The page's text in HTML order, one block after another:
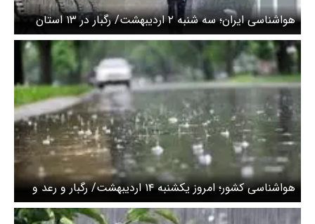
هواشناسی ایران؛ سه شنبه ۲ اردیبهشت/ رگبار در ۱۳ استان
هواشناسی کشور؛ امروز یکشنبه ۱۴ اردیبهشت/ رگبار و رعد و
برق در راه است!